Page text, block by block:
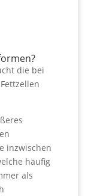
die bei
inzwischen
häufig
als